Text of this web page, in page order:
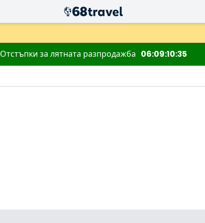
Отстъпки за лятната разпродажба 06091034